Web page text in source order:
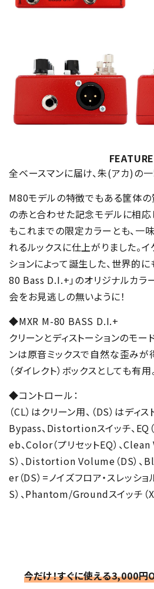
FEATURE
全ベースマンに届け、朱(アカ)の一
M80モデルの特徴でもある筐体の
の赤と合わせた記念モデルに相応
もこれまでの限定カラーとも、一
れるルックスに仕上がりました。
ションによって誕生した、世界的
80 Bass D.I.+」のオリジナルカラ
会をお見逃しの無いように！
◆MXR M-80 BASS D.I.+
クリーンとディストーションのモー
ンは原音ミックスで自然な歪みが
（ダイレクト）ボックスとしても有用
◆コントロール：
（CL）はクリーン用、（DS）はディ
Bypass、Distortionスイッチ、EQ
eb、Color（プリセットEQ）、
S）、Distortion Volume（DS）、
er（DS）=ノイズフロア・スレッショ
S）、Phantom/Groundスイッチ（
今だけ！すぐに使える3,000円